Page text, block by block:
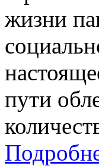
жизни
пути